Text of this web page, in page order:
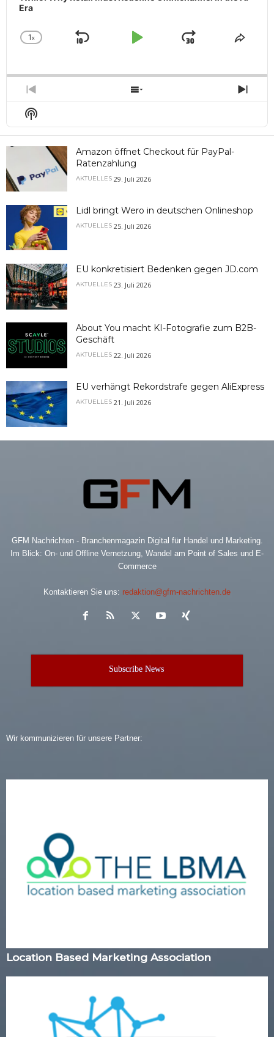
Era
Change
1x
Skip
Play
Jump
Share
Previous
Episode
Show
Episodes
Next
Show
Podcast
Information
Amazon öffnet Checkout für PayPal-
Ratenzahlung
AKTUELLES 29. Juli 2026
Lidl bringt Wero in deutschen Onlineshop
AKTUELLES 25. Juli 2026
EU konkretisiert Bedenken gegen JD.com
AKTUELLES 23. Juli 2026
About You macht KI-Fotografie zum B2B-
Geschäft
AKTUELLES 22. Juli 2026
EU verhängt Rekordstrafe gegen AliExpress
AKTUELLES 21. Juli 2026
GFM Nachrichten - Branchenmagazin Digital für Handel und Marketing.
Im Blick: On- und Offline Vernetzung, Wandel am Point of Sales und E-
Commerce
Kontaktieren Sie uns: redaktion@gfm-nachrichten.de
Subscribe News
Wir kommunizieren für unsere Partner:
Location Based Marketing Association